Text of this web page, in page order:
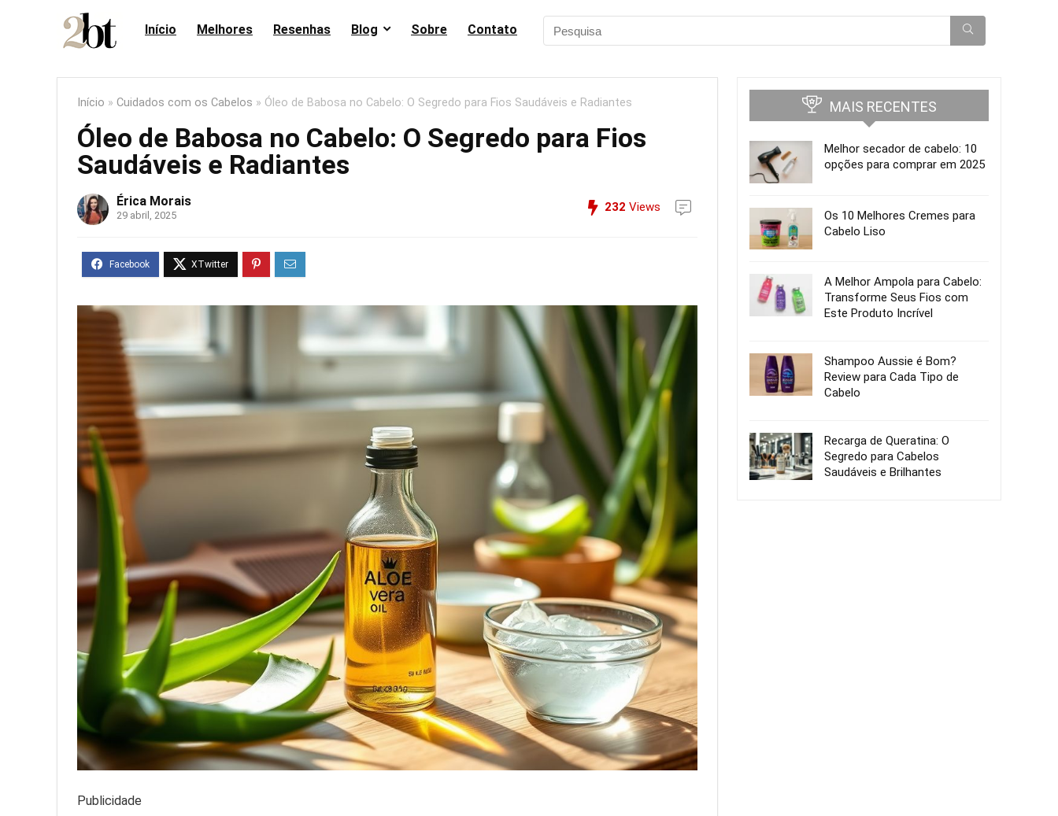
Início Melhores Resenhas Blog Sobre Contato
Início » Cuidados com os Cabelos » Óleo de Babosa no Cabelo: O Segredo para Fios Saudáveis e Radiantes
Óleo de Babosa no Cabelo: O Segredo para Fios
Saudáveis e Radiantes
Érica Morais
29 abril, 2025
232 Views
Publicidade
MAIS RECENTES
Melhor secador de cabelo: 10
opções para comprar em 2025
Os 10 Melhores Cremes para
Cabelo Liso
A Melhor Ampola para Cabelo:
Transforme Seus Fios com
Este Produto Incrível
Shampoo Aussie é Bom?
Review para Cada Tipo de
Cabelo
Recarga de Queratina: O
Segredo para Cabelos
Saudáveis e Brilhantes